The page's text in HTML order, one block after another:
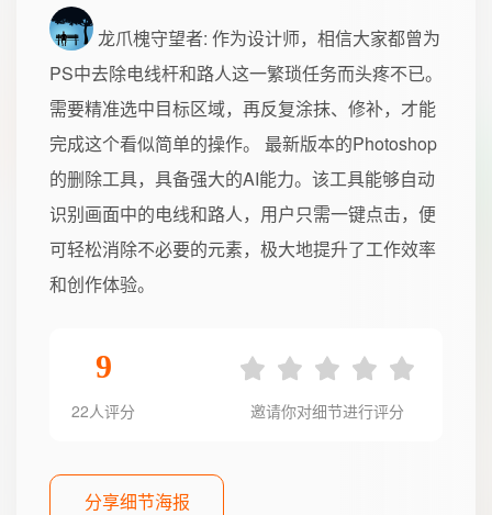
龙爪槐守望者: 作为设计师，相信大家都曾为
PS中去除电线杆和路人这一繁琐任务而头疼不已。
需要精准选中目标区域，再反复涂抹、修补，才能
完成这个看似简单的操作。 最新版本的Photoshop
的删除工具，具备强大的AI能力。该工具能够自动
识别画面中的电线和路人，用户只需一键点击，便
可轻松消除不必要的元素，极大地提升了工作效率
和创作体验。
9
22人评分 邀请你对细节进行评分
分享细节海报